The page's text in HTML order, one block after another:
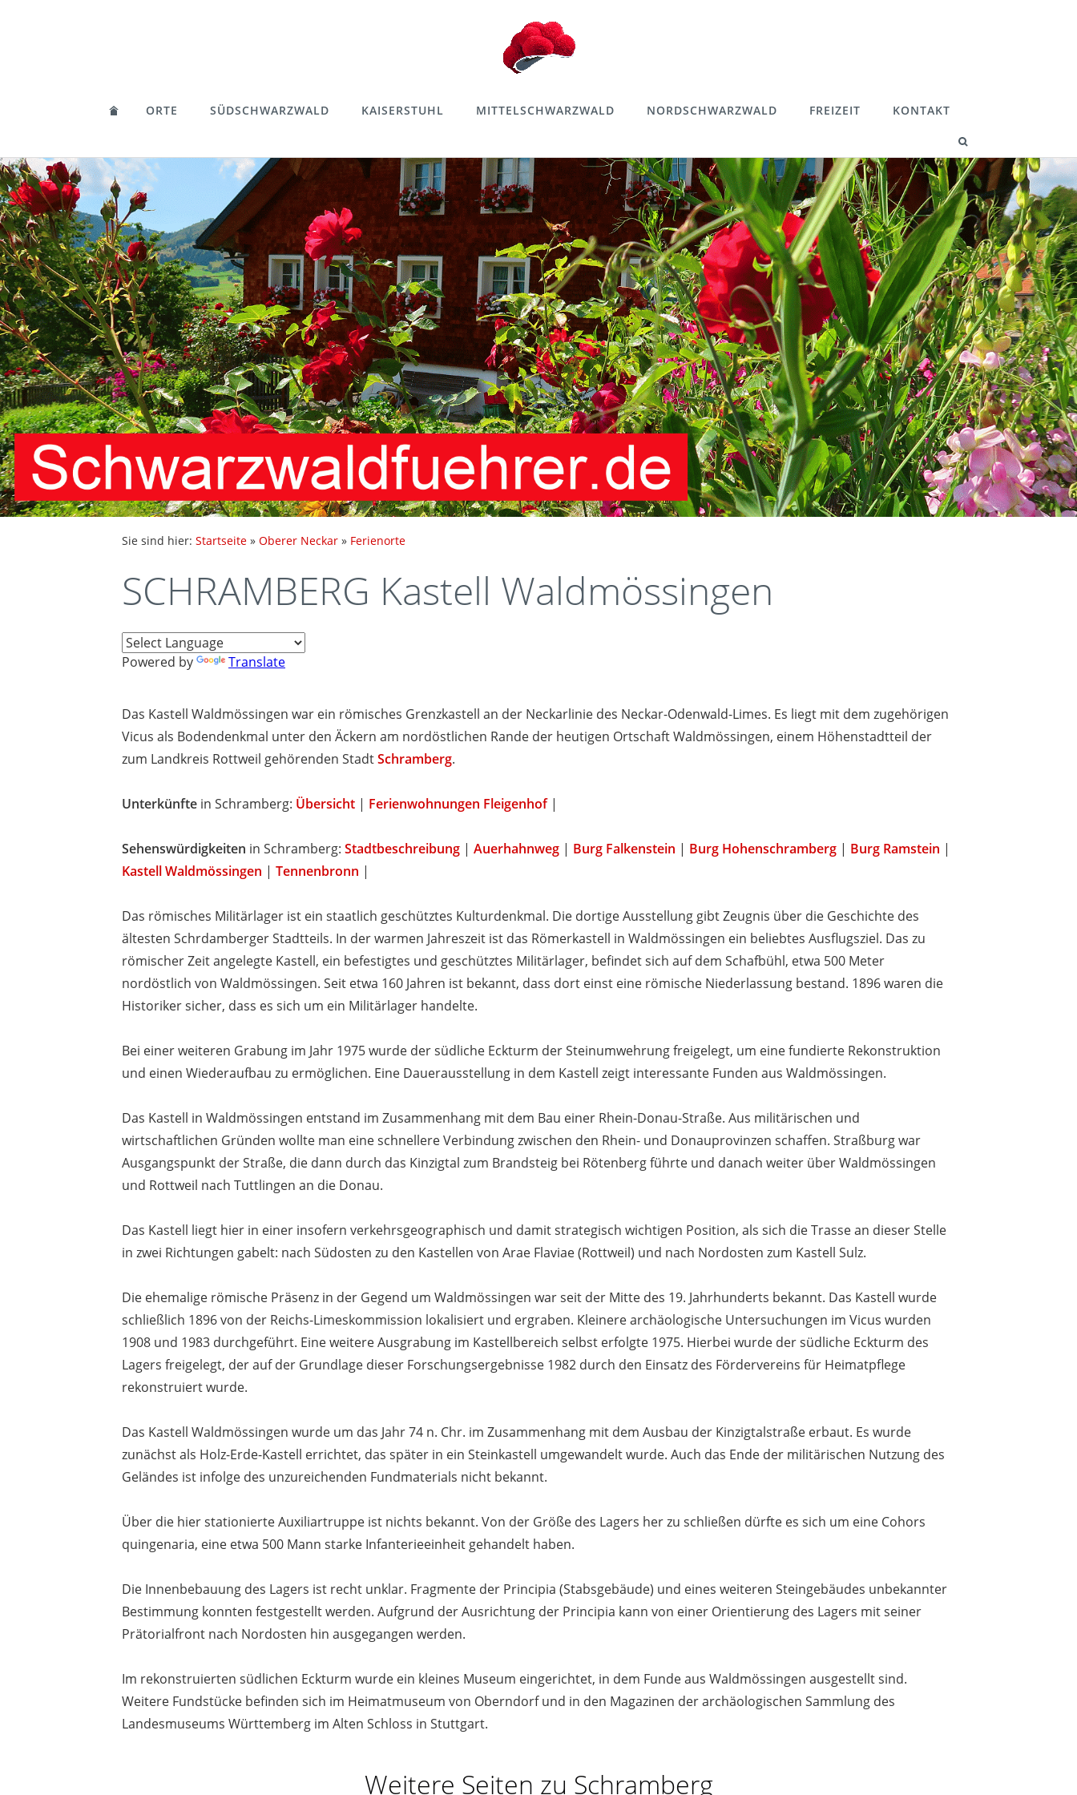
ORTE SÜDSCHWARZWALD KAISERSTUHL MITTELSCHWARZWALD NORDSCHWARZWALD FREIZEIT KONTAKT
Sie sind hier: Startseite » Oberer Neckar » Ferienorte
SCHRAMBERG Kastell Waldmössingen
Powered by Translate
Das Kastell Waldmössingen war ein römisches Grenzkastell an der Neckarlinie des Neckar-Odenwald-Limes. Es liegt mit dem zugehörigen
Vicus als Bodendenkmal unter den Äckern am nordöstlichen Rande der heutigen Ortschaft Waldmössingen, einem Höhenstadtteil der
zum Landkreis Rottweil gehörenden StadtSchramberg.
Unterkünfte in Schramberg: Übersicht | Ferienwohnungen Fleigenhof|
Sehenswürdigkeiten in Schramberg: Stadtbeschreibung | Auerhahnweg | Burg Falkenstein | Burg Hohenschramberg | Burg Ramstein |
Kastell Waldmössingen | Tennenbronn |
Das römisches Militärlager ist ein staatlich geschütztes Kulturdenkmal. Die dortige Ausstellung gibt Zeugnis über die Geschichte des
ältesten Schrdamberger Stadtteils. In der warmen Jahreszeit ist das Römerkastell in Waldmössingen ein beliebtes Ausflugsziel. Das zu
römischer Zeit angelegte Kastell, ein befestigtes und geschütztes Militärlager, befindet sich auf dem Schafbühl, etwa 500 Meter
nordöstlich von Waldmössingen. Seit etwa 160 Jahren ist bekannt, dass dort einst eine römische Niederlassung bestand. 1896 waren die
Historiker sicher, dass es sich um ein Militärlager handelte.
Bei einer weiteren Grabung im Jahr 1975 wurde der südliche Eckturm der Steinumwehrung freigelegt, um eine fundierte Rekonstruktion
und einen Wiederaufbau zu ermöglichen. Eine Dauerausstellung in dem Kastell zeigt interessante Funden aus Waldmössingen.
Das Kastell in Waldmössingen entstand im Zusammenhang mit dem Bau einer Rhein-Donau-Straße. Aus militärischen und
wirtschaftlichen Gründen wollte man eine schnellere Verbindung zwischen den Rhein- und Donauprovinzen schaffen. Straßburg war
Ausgangspunkt der Straße, die dann durch das Kinzigtal zum Brandsteig bei Rötenberg führte und danach weiter über Waldmössingen
und Rottweil nach Tuttlingen an die Donau.
Das Kastell liegt hier in einer insofern verkehrsgeographisch und damit strategisch wichtigen Position, als sich die Trasse an dieser Stelle
in zwei Richtungen gabelt: nach Südosten zu den Kastellen von Arae Flaviae (Rottweil) und nach Nordosten zum Kastell Sulz.
Die ehemalige römische Präsenz in der Gegend um Waldmössingen war seit der Mitte des 19. Jahrhunderts bekannt. Das Kastell wurde
schließlich 1896 von der Reichs-Limeskommission lokalisiert und ergraben. Kleinere archäologische Untersuchungen im Vicus wurden
1908 und 1983 durchgeführt. Eine weitere Ausgrabung im Kastellbereich selbst erfolgte 1975. Hierbei wurde der südliche Eckturm des
Lagers freigelegt, der auf der Grundlage dieser Forschungsergebnisse 1982 durch den Einsatz des Fördervereins für Heimatpflege
rekonstruiert wurde.
Das Kastell Waldmössingen wurde um das Jahr 74 n. Chr. im Zusammenhang mit dem Ausbau der Kinzigtalstraße erbaut. Es wurde
zunächst als Holz-Erde-Kastell errichtet, das später in ein Steinkastell umgewandelt wurde. Auch das Ende der militärischen Nutzung des
Geländes ist infolge des unzureichenden Fundmaterials nicht bekannt.
Über die hier stationierte Auxiliartruppe ist nichts bekannt. Von der Größe des Lagers her zu schließen dürfte es sich um eine Cohors
quingenaria, eine etwa 500 Mann starke Infanterieeinheit gehandelt haben.
Die Innenbebauung des Lagers ist recht unklar. Fragmente der Principia (Stabsgebäude) und eines weiteren Steingebäudes unbekannter
Bestimmung konnten festgestellt werden. Aufgrund der Ausrichtung der Principia kann von einer Orientierung des Lagers mit seiner
Prätorialfront nach Nordosten hin ausgegangen werden.
Im rekonstruierten südlichen Eckturm wurde ein kleines Museum eingerichtet, in dem Funde aus Waldmössingen ausgestellt sind.
Weitere Fundstücke befinden sich im Heimatmuseum von Oberndorf und in den Magazinen der archäologischen Sammlung des
Landesmuseums Württemberg im Alten Schloss in Stuttgart.
Weitere Seiten zu Schramberg